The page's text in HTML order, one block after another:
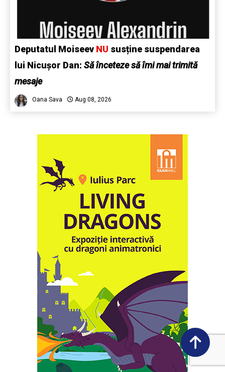
Deputatul Moiseev NU susține suspendarea
lui Nicușor Dan: Să înceteze să îmi mai trimită
mesaje
Oana Sava Aug 08, 2026